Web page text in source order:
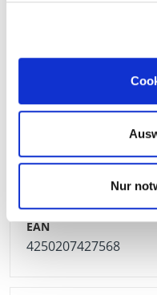
Nur
4250207427568